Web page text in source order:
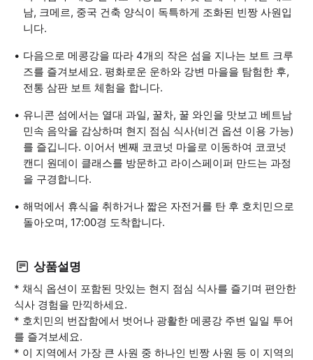
남, 크메르, 중국 건축 양식이 독특하게 조화된 빈짱 사원입
니다.
다음으로 메콩강을 따라 4개의 작은 섬을 지나는 보트 크루
즈를 즐겨보세요. 평화로운 운하와 강변 마을을 탐험한 후,
전통 삼판 보트 체험을 합니다.
유니콘 섬에서는 열대 과일, 꿀차, 꿀 와인을 맛보고 베트남
민속 음악을 감상하며 현지 점심 식사(비건 옵션 이용 가능)
를 즐깁니다. 이어서 벤째 코코넛 마을로 이동하여 코코넛
캔디 원데이 클래스를 방문하고 라이스페이퍼 만드는 과정
을 구경합니다.
해먹에서 휴식을 취하거나 짧은 자전거를 탄 후 호치민으로
돌아오며, 17:00경 도착합니다.
상품설명
* 채식 옵션이 포함된 맛있는 현지 점심 식사를 즐기며 편안한
식사 경험을 만끽하세요.
* 호치민의 번잡함에서 벗어나 광활한 메콩강 주변 일일 투어
를 즐겨보세요.
* 이 지역에서 가장 큰 사원 중 하나인 빈짱 사원 등 이 지역의